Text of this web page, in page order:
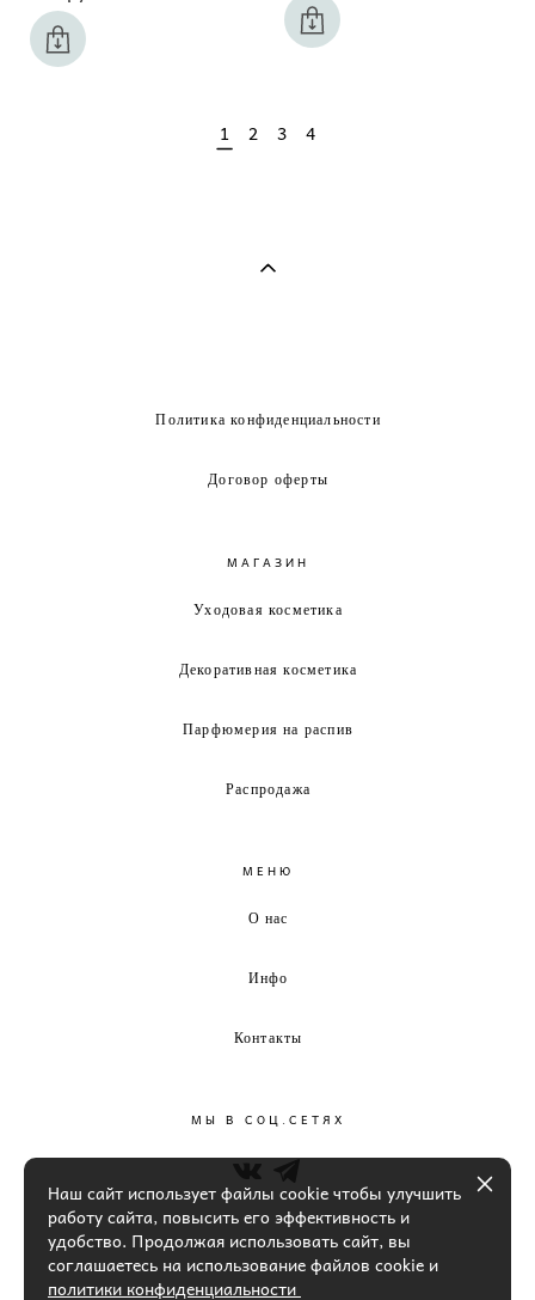
1 2 3 4
Политика конфиденциальности
Договор оферты
МАГАЗИН
Уходовая косметика
Декоративная косметика
Парфюмерия на распив
Распродажа
МЕНЮ
О нас
Инфо
Контакты
МЫ В СОЦ.СЕТЯХ
Наш сайт использует файлы cookie чтобы улучшить
работу сайта, повысить его эффективность и
удобство. Продолжая использовать сайт, вы
соглашаетесь на использование файлов cookie и
политики конфиденциальности